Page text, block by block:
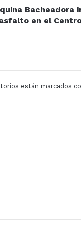
Bacheadora
asfalto en el
están marcados